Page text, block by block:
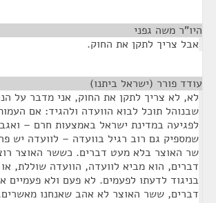
היו"ר משה גפני
אבל צריך לתקן את החוק.
עודד פורר (ישראל ביתנו)
לא, לא צריך לתקן את החוק, אני מדבר על
שבנוהל תוכל לבוא הוועדה ולהגיד: אם
לפגיעה במדינת ישראל באמצעות חרם –
שמספיק גם רוב רגיל בוועדה – לוועדה יש
שר האוצר בלא מעט דברים. כששר האוצר
דברים, הוא מביא לוועדה, הוועדה שוללת,
בניגוד לדעתו לפעמים. לא פעם ולא פעמיים
דברים, ששר האוצר לא אהב שאנחנו